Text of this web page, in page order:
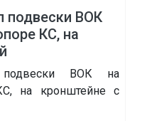
подвески ВОК
КС, на
подвески ВОК на
на кронштейне с